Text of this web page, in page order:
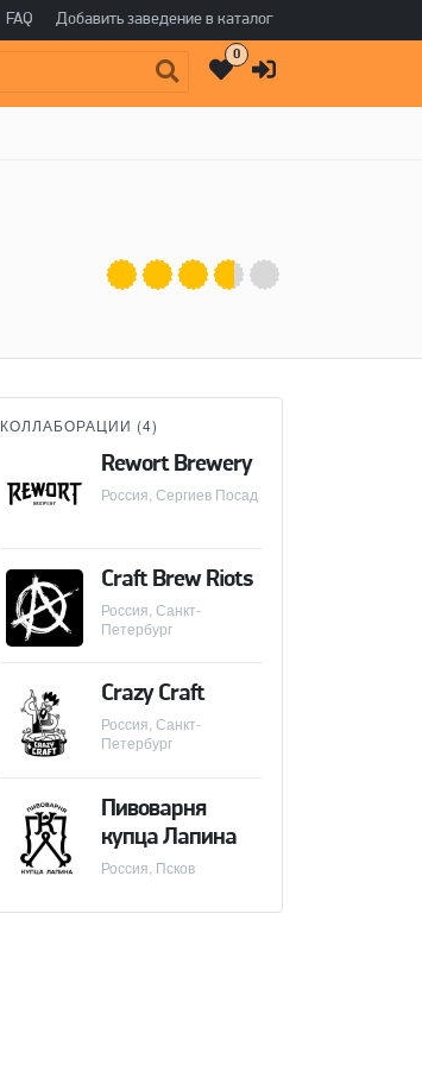
FAQ Добавить заведение в каталог
0
КОЛЛАБОРАЦИИ (4)
Rewort Brewery
Россия, Сергиев Посад
Craft Brew Riots
Россия, Санкт-
Петербург
Crazy Craft
Россия, Санкт-
Петербург
Пивоварня
купца Лапина
Россия, Псков